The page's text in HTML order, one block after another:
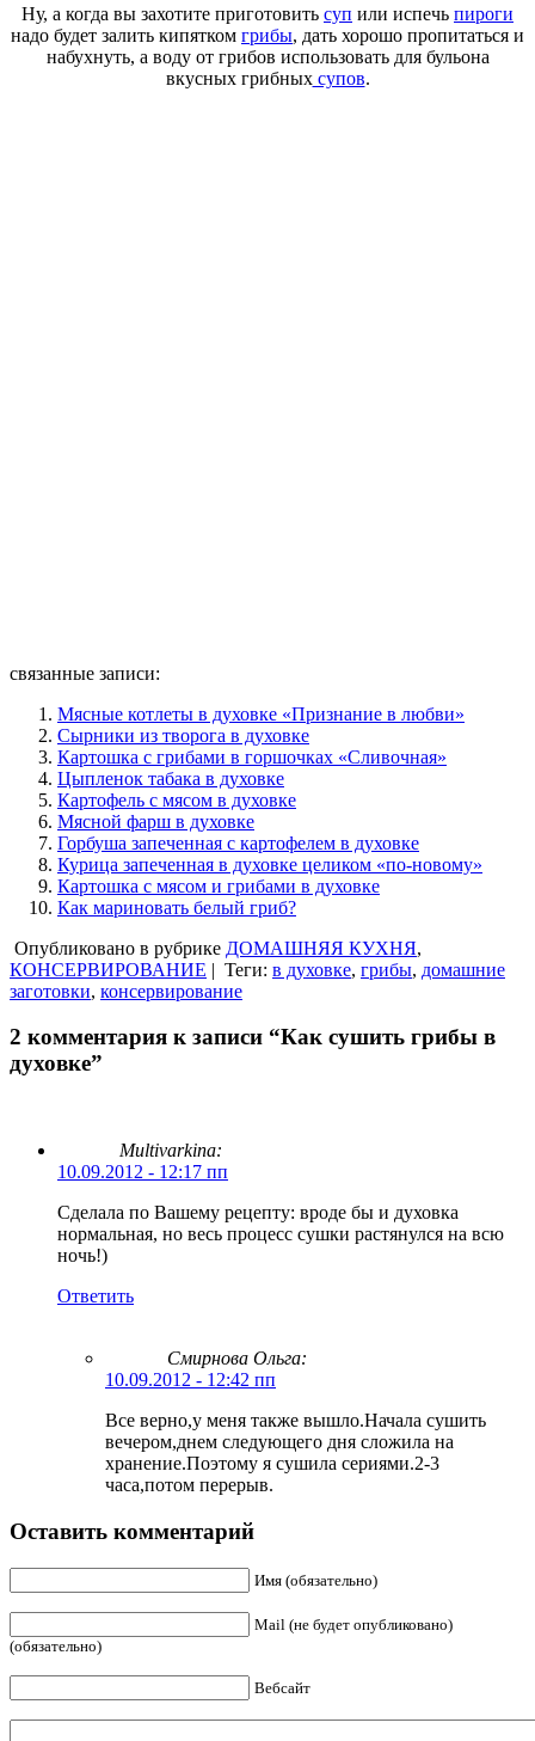
Ну, а когда вы захотите приготовить суп или испечь пироги
надо будет залить кипятком грибы, дать хорошо пропитаться и
набухнуть, а воду от грибов использовать для бульона
вкусных грибныхсупов.
связанные записи:
Мясные котлеты в духовке «Признание в любви»
Сырники из творога в духовке
Картошка с грибами в горшочках «Сливочная»
Цыпленок табака в духовке
Картофель с мясом в духовке
Мясной фарш в духовке
Горбуша запеченная с картофелем в духовке
Курица запеченная в духовке целиком «по-новому»
Картошка с мясом и грибами в духовке
Как мариновать белый гриб?
Опубликовано в рубрике ДОМАШНЯЯ КУХНЯ,
КОНСЕРВИРОВАНИЕ | Теги: в духовке, грибы, домашние
заготовки, консервирование
2 комментария к записи “Как сушить грибы в
духовке”
Multivarkina:
10.09.2012 - 12:17 пп
Сделала по Вашему рецепту: вроде бы и духовка
нормальная, но весь процесс сушки растянулся на всю
ночь!)
Ответить
Смирнова Ольга:
10.09.2012 - 12:42 пп
Все верно,у меня также вышло.Начала сушить
вечером,днем следующего дня сложила на
хранение.Поэтому я сушила сериями.2-3
часа,потом перерыв.
Оставить комментарий
Имя (обязательно)
Mail (не будет опубликовано)
(обязательно)
Вебсайт